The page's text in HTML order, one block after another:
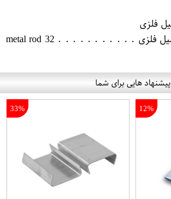
بست تسمه کشی 32 میل فلزی . . . . . . . . . . . 32 metal rod
پیشنهاد هایی برای شما
12%
33%